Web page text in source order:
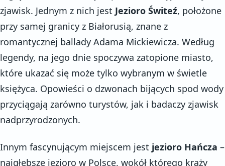
zjawisk. Jednym z nich jest Jezioro Świteź, położone
przy samej granicy z Białorusią, znane z
romantycznej ballady Adama Mickiewicza. Według
legendy, na jego dnie spoczywa zatopione miasto,
które ukazać się może tylko wybranym w świetle
księżyca. Opowieści o dzwonach bijących spod wody
przyciągają zarówno turystów, jak i badaczy zjawisk
nadprzyrodzonych.
Innym fascynującym miejscem jest jezioro Hańcza –
najgłębsze jezioro w Polsce, wokół którego krąży